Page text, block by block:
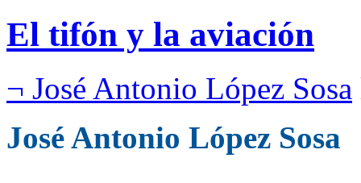
El tifón y la aviación
¬ José Antonio López Sosa
José Antonio López Sosa